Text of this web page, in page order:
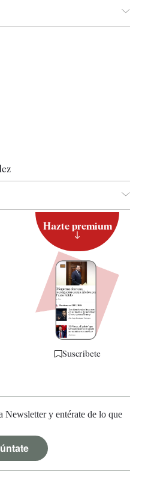
Hazte premium
Suscríbete
Newsletter y entérate de lo que